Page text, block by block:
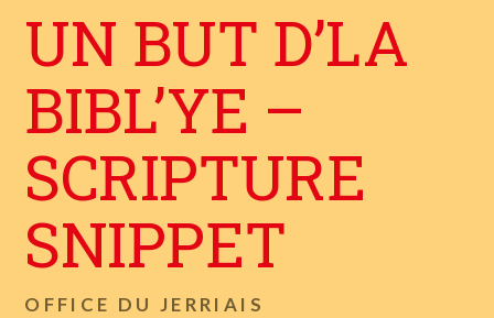
UN BUT D’LA
BIBL’YE –
SCRIPTURE
SNIPPET
OFFICE DU JERRIAIS